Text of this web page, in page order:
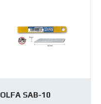
OLFA SAB-10